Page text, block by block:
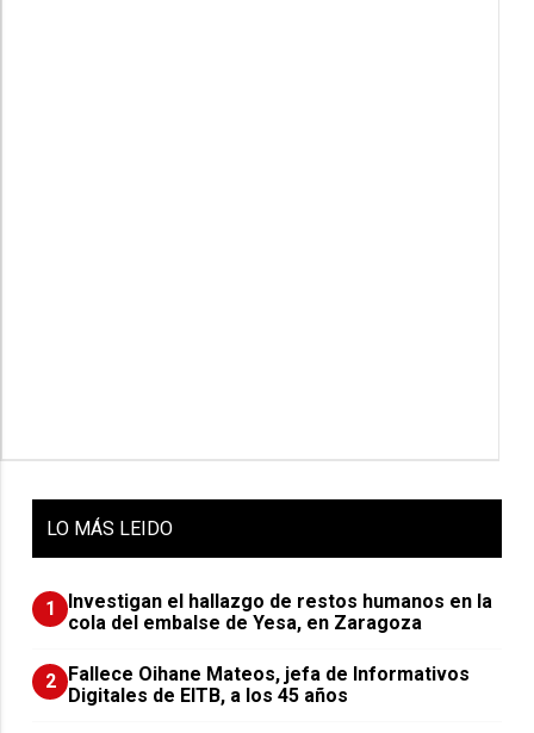
LO MÁS LEIDO
1
Investigan el hallazgo de restos humanos en la
cola del embalse de Yesa, en Zaragoza
2 Fallece Oihane Mateos, jefa de Informativos
Digitales de EITB, a los 45 años